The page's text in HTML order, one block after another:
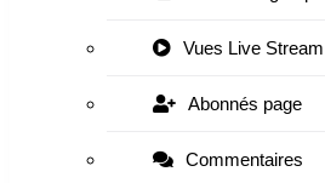
Vues Live Stream
Abonnés page
Commentaires